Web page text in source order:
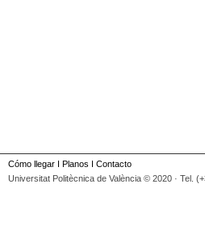
Cómo llegar I Planos I Contacto
Universitat Politècnica de València © 2020 · Tel.